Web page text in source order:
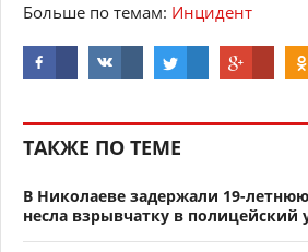
Больше по темам: Инцидент
ТАКЖЕ ПО ТЕМЕ
В Николаеве задержали 19-
несла взрывчатку в полицейский